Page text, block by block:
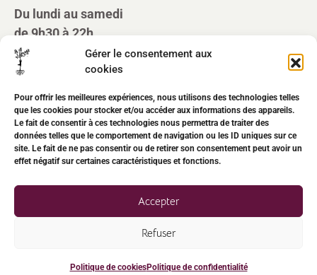
Gérer le consentement aux
cookies
Pour offrir les meilleures expériences, nous utilisons des technologies telles
que les cookies pour stocker et/ou accéder aux informations des appareils.
Le fait de consentir à ces technologies nous permettra de traiter des
données telles que le comportement de navigation ou les ID uniques sur ce
site. Le fait de ne pas consentir ou de retirer son consentement peut avoir un
effet négatif sur certaines caractéristiques et fonctions.
Accepter
Refuser
Politique de cookiesPolitique de confidentialité
Du lundi au samedi
de 9h30 à 22h
©2023-2024. Tous droits réservés.
Mentions légales-Conditions générales de vente
Nos avis clients